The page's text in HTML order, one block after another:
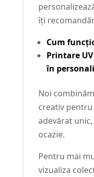
îți
Cum
Printare
în
Noi
creativ
adevărat
ocazie.
Pentru mai
vizualiza